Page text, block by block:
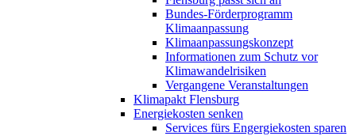
Bundes-Förderprogramm
Klimaanpassung
Klimaanpassungskonzept
Informationen zum Schutz vor
Klimawandelrisiken
Vergangene Veranstaltungen
Klimapakt Flensburg
Energiekosten senken
Services fürs Engergiekosten sparen